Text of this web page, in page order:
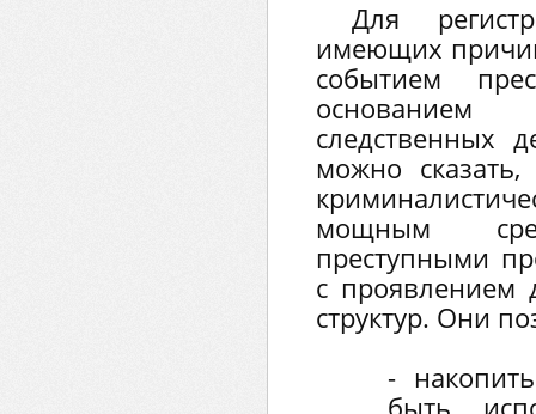
Для
имеющих
событием
следственных
можно
мощным
преступными
с проявлением
структур. Они
-